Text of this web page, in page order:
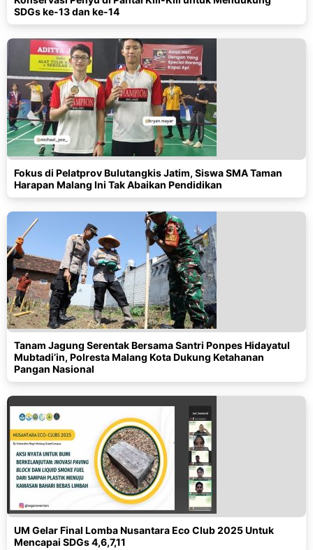
SDGs ke-13 dan ke-14
Fokus di Pelatprov Bulutangkis Jatim, Siswa SMA Taman
Harapan Malang Ini Tak Abaikan Pendidikan
Tanam Jagung Serentak Bersama Santri Ponpes Hidayatul
Mubtadi’in, Polresta Malang Kota Dukung Ketahanan
Pangan Nasional
UM Gelar Final Lomba Nusantara Eco Club 2025 Untuk
Mencapai SDGs 4,6,7,11